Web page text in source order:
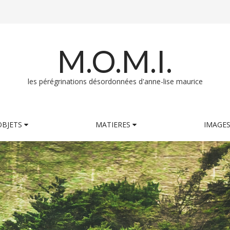
M.O.M.I.
les pérégrinations désordonnées d'anne-lise maurice
MATIERES IMAGES